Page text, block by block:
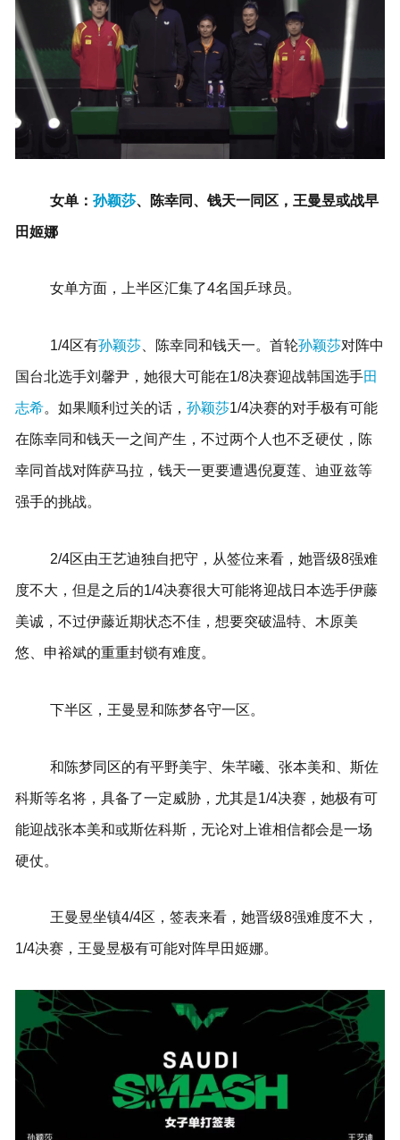
女单：孙颖莎、陈幸同、钱天一同区，王曼昱或战早
田姬娜
女单方面，上半区汇集了4名国乒球员。
1/4区有孙颖莎 、陈幸同和钱天一。首轮孙颖莎对阵中
国台北选手刘馨尹，她很大可能在1/8决赛迎战韩国选手田
志希。 如果顺利过关的话， 孙颖莎1/4决赛的对手极有可能
在陈幸同和钱天一之间产生，不过两个人也不乏硬仗，陈
幸同首战对阵萨马拉，钱天一更要遭遇倪夏莲、迪亚兹等
强手的挑战。
2/4区由王艺迪独自把守，从签位来看，她晋级8强难
度不大，但是之后的1/4决赛很大可能将迎战日本选手伊藤
美诚，不过伊藤近期状态不佳，想要突破温特、木原美
悠、申裕斌的重重封锁有难度。
下半区，王曼昱和陈梦各守一区。
和陈梦同区的有平野美宇、朱芊曦、张本美和、斯佐
科斯等名将，具备了一定威胁，尤其是1/4决赛，她极有可
能迎战张本美和或斯佐科斯，无论对上谁相信都会是一场
硬仗。
王曼昱坐镇4/4区，签表来看，她晋级8强难度不大，
1/4决赛，王曼昱极有可能对阵早田姬娜。